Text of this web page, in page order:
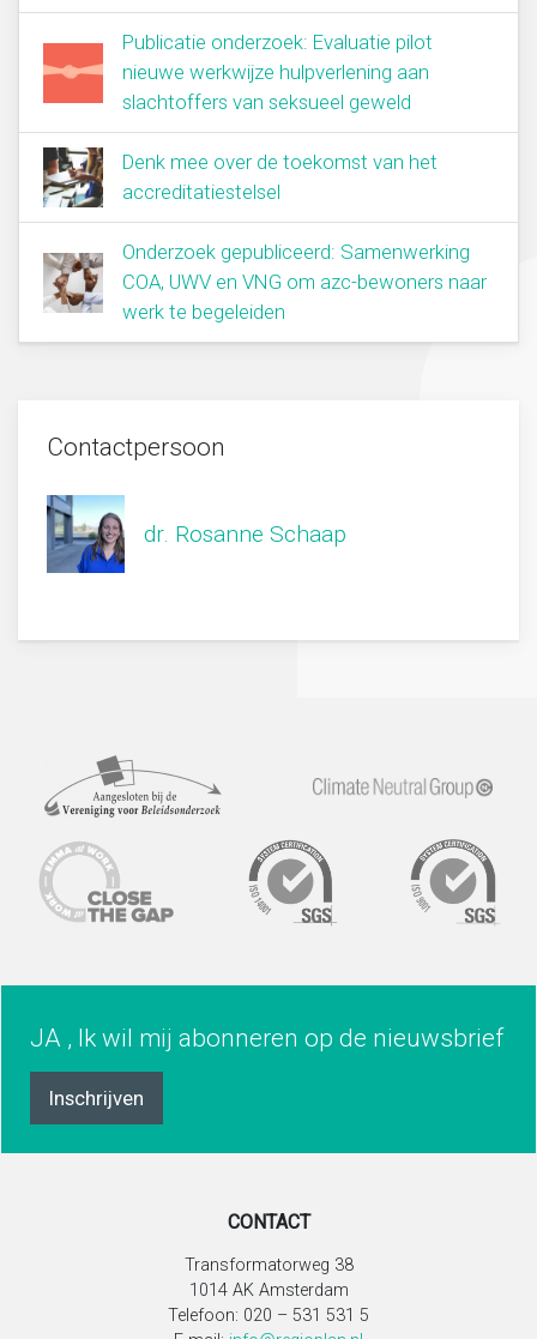
Publicatie onderzoek: Evaluatie pilot
nieuwe werkwijze hulpverlening aan
slachtoffers van seksueel geweld
Denk mee over de toekomst van het
accreditatiestelsel
Onderzoek gepubliceerd: Samenwerking
COA, UWV en VNG om azc-bewoners naar
werk te begeleiden
Contactpersoon
dr. Rosanne Schaap
JA , Ik wil mij abonneren op de nieuwsbrief
Inschrijven
CONTACT
Transformatorweg 38
1014 AK Amsterdam
Telefoon: 020 – 531 531 5